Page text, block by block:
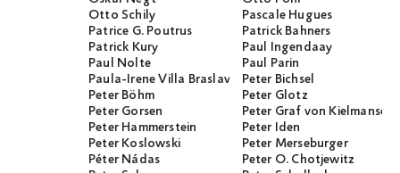
Otto Schily
Pascale Hugues
Patrice G. Poutrus
Patrick Bahners
Patrick Kury
Paul Ingendaay
Paul Nolte
Paul Parin
Paula-Irene Villa BraslavskyPeter Bichsel
Peter Böhm
Peter Glotz
Peter Gorsen
Peter Graf von
Peter Hammerstein
Peter Iden
Peter Koslowski
Peter Merseburger
Péter Nádas
Peter O. Chotjewitz